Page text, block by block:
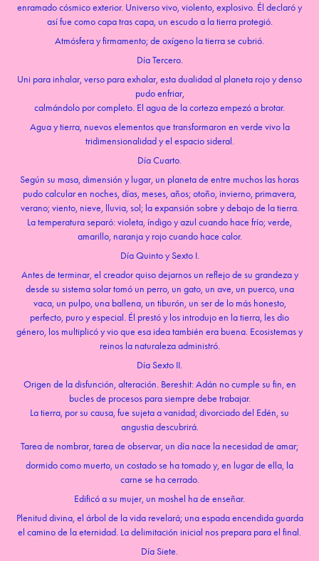
enramado cósmico exterior. Universo vivo, violento, explosivo. Él declaró y
así fue como capa tras capa, un escudo a la tierra protegió.
Atmósfera y firmamento; de oxígeno la tierra se cubrió.
Día Tercero.
Uni para inhalar, verso para exhalar, esta dualidad al planeta rojo y denso
pudo enfriar,
calmándolo por completo. El agua de la corteza empezó a brotar.
Agua y tierra, nuevos elementos que transformaron en verde vivo la
tridimensionalidad y el espacio sideral.
Día Cuarto.
Según su masa, dimensión y lugar, un planeta de entre muchos las horas
pudo calcular en noches, días, meses, años; otoño, invierno, primavera,
verano; viento, nieve, lluvia, sol; la expansión sobre y debajo de la tierra.
La temperatura separó: violeta, índigo y azul cuando hace frío; verde,
amarillo, naranja y rojo cuando hace calor.
Día Quinto y Sexto I.
Antes de terminar, el creador quiso dejarnos un reflejo de su grandeza y
desde su sistema solar tomó un perro, un gato, un ave, un puerco, una
vaca, un pulpo, una ballena, un tiburón, un ser de lo más honesto,
perfecto, puro y especial. Él prestó y los introdujo en la tierra, les dio
género, los multiplicó y vio que esa idea también era buena. Ecosistemas y
reinos la naturaleza administró.
Día Sexto II.
Origen de la disfunción, alteración. Bereshit: Adán no cumple su fin, en
bucles de procesos para siempre debe trabajar.
La tierra, por su causa, fue sujeta a vanidad; divorciado del Edén, su
angustia descubrirá.
Tarea de nombrar, tarea de observar, un día nace la necesidad de amar;
dormido como muerto, un costado se ha tomado y, en lugar de ella, la
carne se ha cerrado.
Edificó a su mujer, un moshel ha de enseñar.
Plenitud divina, el árbol de la vida revelará; una espada encendida guarda
el camino de la eternidad. La delimitación inicial nos prepara para el final.
Día Siete.